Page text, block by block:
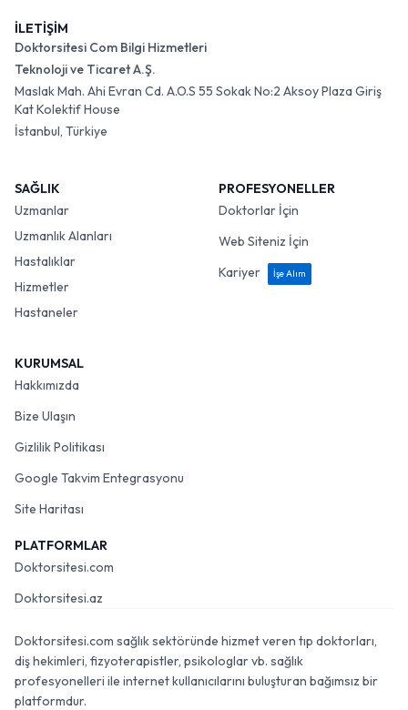
İLETİŞİM
Doktorsitesi Com Bilgi Hizmetleri
Teknoloji ve Ticaret A.Ş.
Maslak Mah. Ahi Evran Cd. A.O.S 55 Sokak No:2 Aksoy Plaza Giriş
Kat Kolektif House
İstanbul, Türkiye
SAĞLIK
Uzmanlar
Uzmanlık Alanları
Hastalıklar
Hizmetler
Hastaneler
PROFESYONELLER
Doktorlar İçin
Web Siteniz İçin
Kariyer
İşe Alım
KURUMSAL
Hakkımızda
Bize Ulaşın
Gizlilik Politikası
Google Takvim Entegrasyonu
Site Haritası
PLATFORMLAR
Doktorsitesi.com
Doktorsitesi.az
Doktorsitesi.com sağlık sektöründe hizmet veren tıp doktorları,
diş hekimleri, fizyoterapistler, psikologlar vb. sağlık
profesyonelleri ile internet kullanıcılarını buluşturan bağımsız bir
platformdur.